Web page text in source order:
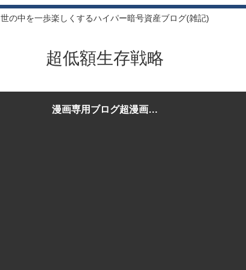
世の中を一歩楽しくするハイパー暗号資産ブログ(雑記)
超低額生存戦略
漫画専用ブログ超漫画生